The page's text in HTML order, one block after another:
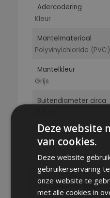
Adercodering
Kleur
Mantelmateriaal
Polyvinylchloride (PVC)
Mantelkleur
Grijs
Buitendiameter circa
Deze website
van cookies.
Deze website
gebruikerservaring
onze website te
met alle cookies in